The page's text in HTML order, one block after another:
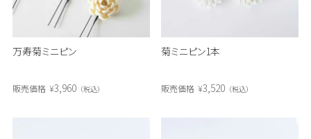
万寿菊ミニピン
販売価格 ¥3,960 税込
菊ミニピン1本
販売価格 ¥3,520 税込